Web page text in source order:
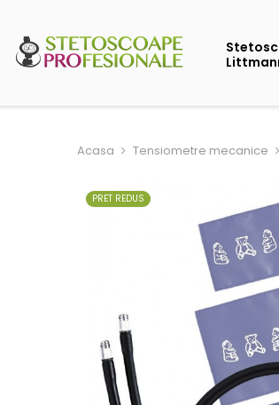
Acasa Tensiometre mecanice
PRET REDUS